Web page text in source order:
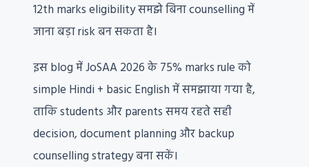
12th marks eligibility समझे बिना counselling में
जाना बड़ा risk बन सकता है।
इस blog में JoSAA 2026 के 75% marks rule को
simple Hindi + basic English में समझाया गया है,
ताकि students और parents समय रहते सही
decision, document planning और backup
counselling strategy बना सकें।